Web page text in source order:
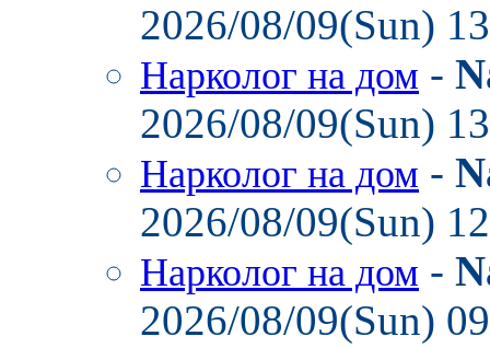
2026/08/09(Sun)
Нарколог на дом -
2026/08/09(Sun)
Нарколог на дом -
2026/08/09(Sun)
Нарколог на дом -
2026/08/09(Sun)